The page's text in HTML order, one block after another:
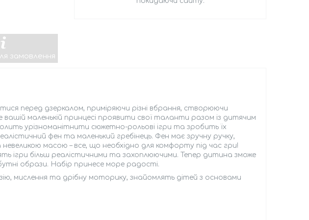
замовлення
перед дзеркалом, приміряючи різні вбрання, створюючи
маленькій принцесі проявити свої таланти разом із дитячим
урізноманітнити сюжетно-рольові ігри та зробить їх
фен та маленький гребінець. Фен має зручну ручку,
масою – все, що необхідно для комфорту під час гри!
ігри більш реалістичними та захоплюючими. Тепер дитина зможе
образи. Набір принесе море радості.
мислення та дрібну моторику, знайомлять дітей з основами